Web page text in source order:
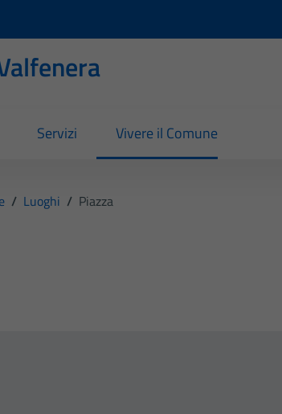
Servizi Vivere il Comune
/ Luoghi / Piazza